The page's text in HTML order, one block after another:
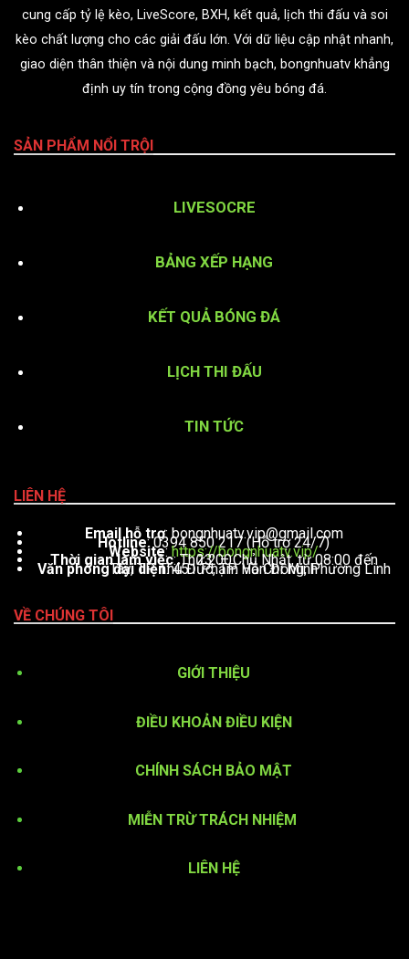
cung cấp tỷ lệ kèo, LiveScore, BXH, kết quả, lịch thi đấu và soi
kèo chất lượng cho các giải đấu lớn. Với dữ liệu cập nhật nhanh,
giao diện thân thiện và nội dung minh bạch, bongnhuatv khẳng
định uy tín trong cộng đồng yêu bóng đá.
SẢN PHẨM NỔI TRỘI
LIVESOCRE
BẢNG XẾP HẠNG
KẾT QUẢ BÓNG ĐÁ
LỊCH THI ĐẤU
TIN TỨC
LIÊN HỆ
Email hỗ trợ:bongnhuatv.vip@gmail.com
Hotline: 0394 850 217 (Hỗ trợ 24/7)
Website:https://bongnhuatv.vip/
Thời gian làm việc : Thứ 2 – Chủ Nhật, từ 08:00 đến 23:00
Văn phòng đại diện: 451 Phạm Văn Đồng, Phường Linh Tây, TP. Thủ Đức, TP. Hồ Chí Minh
VỀ CHÚNG TÔI
GIỚI THIỆU
ĐIỀU KHOẢN ĐIỀU KIỆN
CHÍNH SÁCH BẢO MẬT
MIỄN TRỪ TRÁCH NHIỆM
LIÊN HỆ